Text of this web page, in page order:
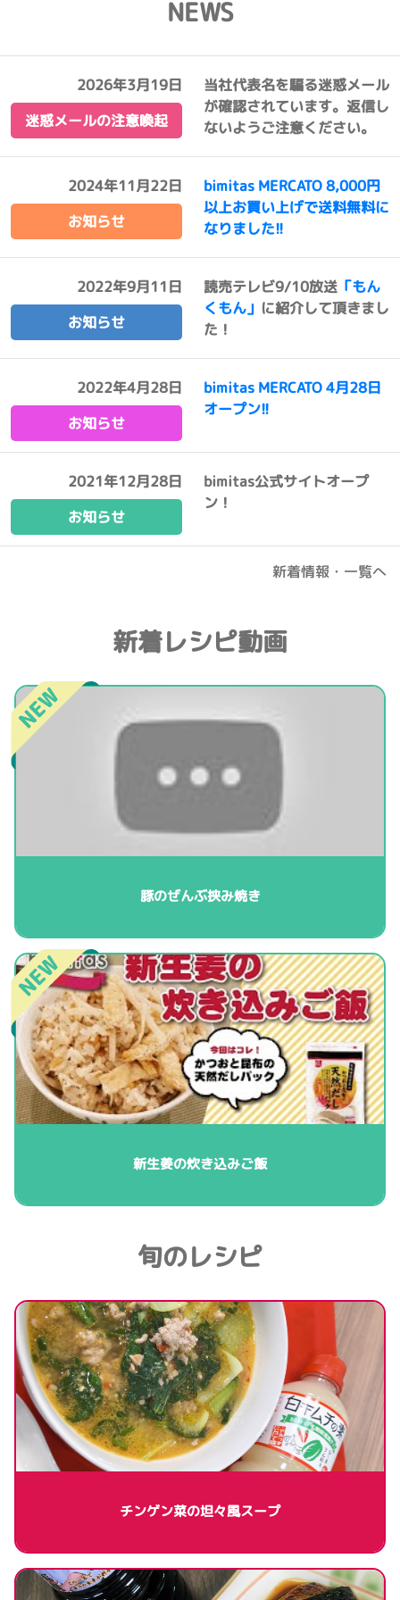
NEWS
2026年3月19日
迷惑メールの注意喚起
当社代表名を騙る迷惑メール
が確認されています。返信し
ないようご注意ください。
2024年11月22日
お知らせ
bimitas MERCATO 8,000円
以上お買い上げで送料無料に
なりました!!
2022年9月11日
お知らせ
読売テレビ9/10放送 「もん
くもん」 に紹介して頂きまし
た！
2022年4月28日
お知らせ
bimitas MERCATO 4月28日
オープン!!
2021年12月28日
お知らせ
bimitas公式サイトオープ
ン！
新着情報・一覧へ
新着レシピ動画
豚のぜんぶ挟み焼き
新生姜の炊き込みご飯
旬のレシピ
チンゲン菜の坦々風スープ